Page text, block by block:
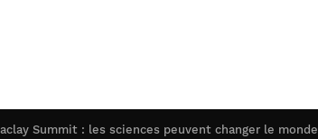
Summit : les sciences peuvent changer le monde